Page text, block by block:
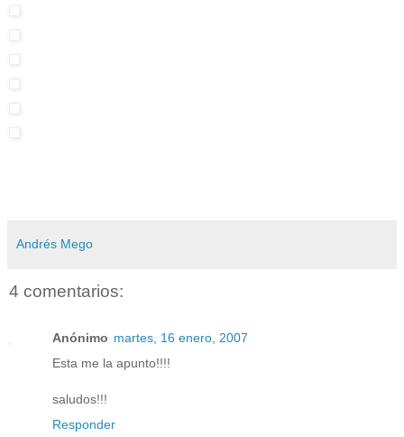
Andrés Mego
4 comentarios:
Anónimo martes, 16 enero, 2007
Esta me la apunto!!!!
saludos!!!
Responder